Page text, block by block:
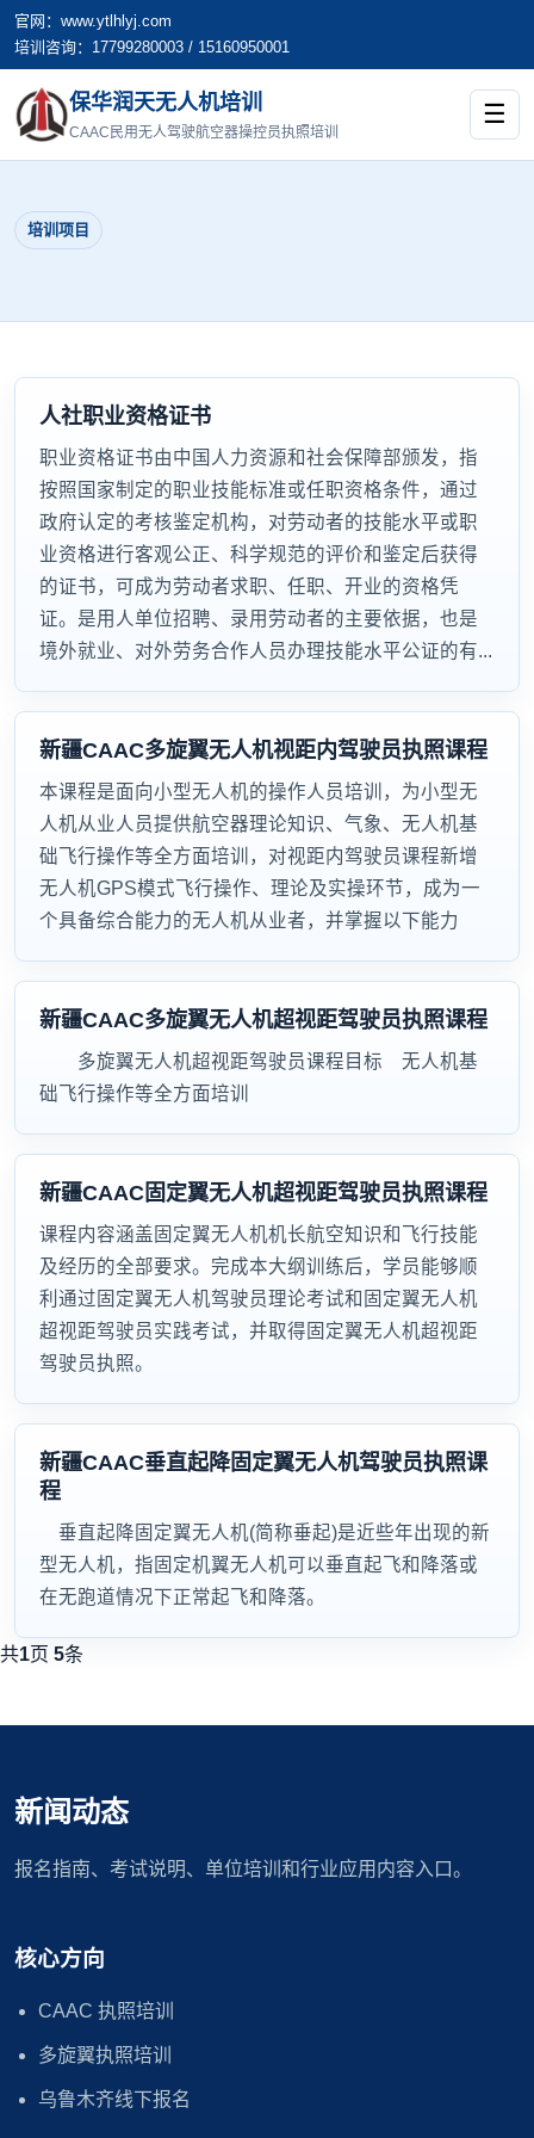
官网：www.ytlhlyj.com
培训咨询：17799280003 / 15160950001
保华润天无人机培训
CAAC民用无人驾驶航空器操控员执照培训
☰
培训项目
人社职业资格证书
职业资格证书由中国人力资源和社会保障部颁发，指
按照国家制定的职业技能标准或任职资格条件，通过
政府认定的考核鉴定机构，对劳动者的技能水平或职
业资格进行客观公正、科学规范的评价和鉴定后获得
的证书，可成为劳动者求职、任职、开业的资格凭
证。是用人单位招聘、录用劳动者的主要依据，也是
境外就业、对外劳务合作人员办理技能水平公证的有...
新疆CAAC多旋翼无人机视距内驾驶员执照课程
本课程是面向小型无人机的操作人员培训，为小型无
人机从业人员提供航空器理论知识、气象、无人机基
础飞行操作等全方面培训，对视距内驾驶员课程新增
无人机GPS模式飞行操作、理论及实操环节，成为一
个具备综合能力的无人机从业者，并掌握以下能力
新疆CAAC多旋翼无人机超视距驾驶员执照课程
多旋翼无人机超视距驾驶员课程目标 无人机基
础飞行操作等全方面培训
新疆CAAC固定翼无人机超视距驾驶员执照课程
课程内容涵盖固定翼无人机机长航空知识和飞行技能
及经历的全部要求。完成本大纲训练后，学员能够顺
利通过固定翼无人机驾驶员理论考试和固定翼无人机
超视距驾驶员实践考试，并取得固定翼无人机超视距
驾驶员执照。
新疆CAAC垂直起降固定翼无人机驾驶员执照课
程
垂直起降固定翼无人机(简称垂起)是近些年出现的新
型无人机，指固定机翼无人机可以垂直起飞和降落或
在无跑道情况下正常起飞和降落。
共1页 5条
新闻动态
报名指南、考试说明、单位培训和行业应用内容入口。
核心方向
CAAC 执照培训
多旋翼执照培训
乌鲁木齐线下报名